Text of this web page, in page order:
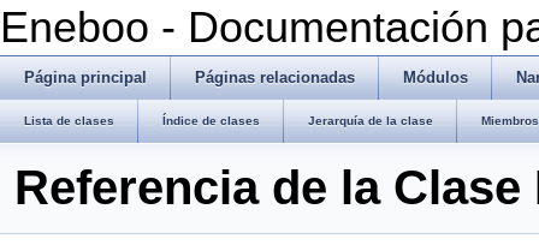
Eneboo - Documentación
Página principal Páginas relacionadas Módulos
Lista de clases Índice de clases Jerarquía de la clase
Referencia de la